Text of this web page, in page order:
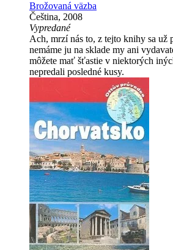
Brožovaná väzba
Čeština, 2008
Vypredané
Ach, mrzí nás to, z tejto knihy sa už
nemáme ju na sklade my ani
môžete mať šťastie v niektorých
nepredali posledné kusy.